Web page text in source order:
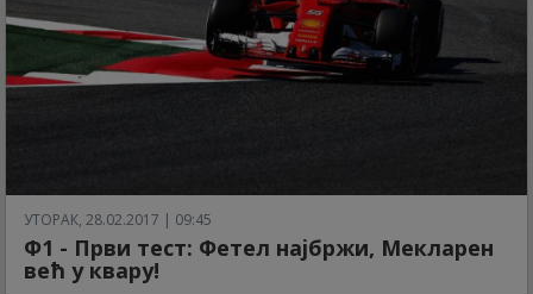
УТОРАК, 28.02.2017 | 09:45
Ф1 - Први тест: Фетел најбржи, Мекларен
већ у квару!